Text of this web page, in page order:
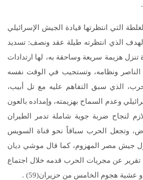
التي انتظرتها قيادة الجيش الإسرائيلي
الذي انتظرته طيلة عقد ونصف: تسديد
هزيمة سريعة وساحقة به، لها ارتدادات
الناصر ونظامه، وتستجيب في الوقت نفسه
الذي سبق التفاهم عليه مع تل أبيب،
وعدم السماح بهزيمته، وإمداده بالعون
لنجاح ضربة جوية شاملة تدمر الطيران
وتجعل الحرب سباقاً نحو قناة السويس
جيش مصر المهزوم، كما قال موشي ديان
تقرير عن مجريات الحرب قدمه خلال اجتماع
عشية هجوم الخامس من حزيران(59) .